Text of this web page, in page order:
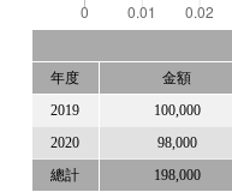
年度 金額
2019 100,000
2020 98,000
總計 198,000